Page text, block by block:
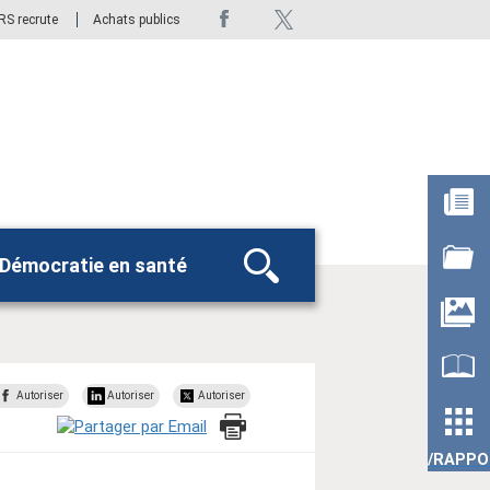
recrute Achats publics
/
en santé
Rechercher
Autoriser Autoriser Autoriser